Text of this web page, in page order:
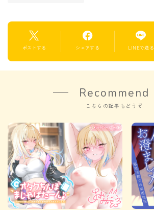
ポストする シェアする LINEで送る
Recommend
こちらの記事もどうぞ